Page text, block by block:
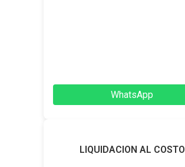
WhatsApp
LIQUIDACION AL COSTO